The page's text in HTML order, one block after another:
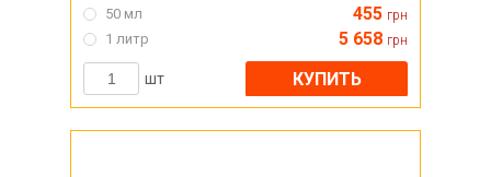
50 мл 455 грн
1 литр 5 658 грн
шт КУПИТЬ